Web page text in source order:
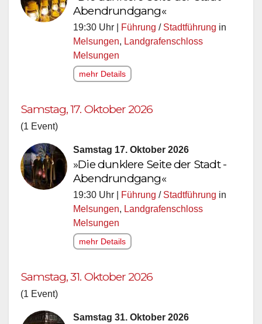
Abendrundgang«
19:30 Uhr | Führung / Stadtführung in
Melsungen, Landgrafenschloss
Melsungen
mehr Details
Samstag, 17. Oktober 2026
(1 Event)
Samstag 17. Oktober 2026
»Die dunklere Seite der Stadt -
Abendrundgang«
19:30 Uhr | Führung / Stadtführung in
Melsungen, Landgrafenschloss
Melsungen
mehr Details
Samstag, 31. Oktober 2026
(1 Event)
Samstag 31. Oktober 2026